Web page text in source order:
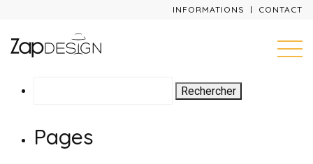
INFORMATIONS CONTACT
Pages